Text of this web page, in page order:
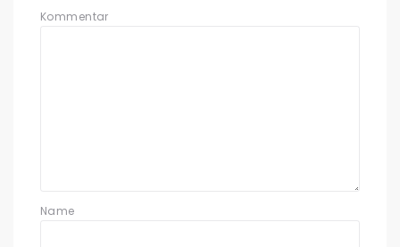
Kommentar
Name